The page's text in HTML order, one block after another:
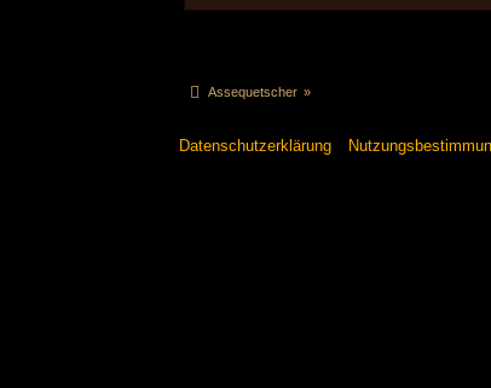
Assequetscher »
Datenschutzerklärung